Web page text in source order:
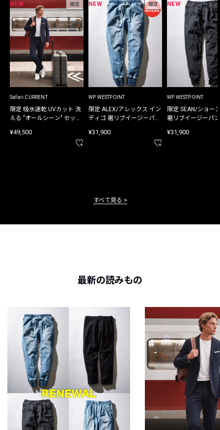
NEW 限定
Safari CURRENT
限定 吸水速乾 UVカット 洗
える "オールシーン" セット
¥49,500
NEW 限定
WP WESTPOINT
限定 ALEX/アレックス イン
ディゴ 裾リブイージーパン
¥31,900
NEW
WP WESTPOINT
限定 SEAN/ショー
裾リブイージーパ
¥31,900
すべて見る
最新の読みもの